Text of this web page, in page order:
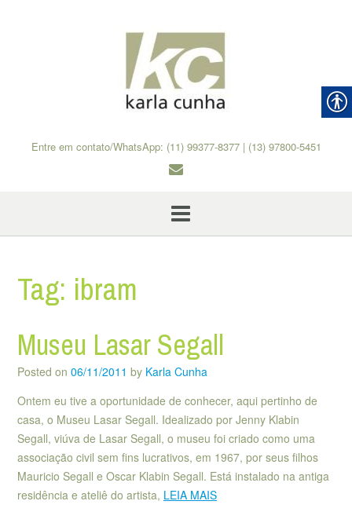
Entre em contato/WhatsApp: (11) 99377-8377 | (13) 97800-5451
Tag: ibram
Museu Lasar Segall
Posted on 06/11/2011 by Karla Cunha
Ontem eu tive a oportunidade de conhecer, aqui pertinho de
casa, o Museu Lasar Segall. Idealizado por Jenny Klabin
Segall, viúva de Lasar Segall, o museu foi criado como uma
associação civil sem fins lucrativos, em 1967, por seus filhos
Mauricio Segall e Oscar Klabin Segall. Está instalado na antiga
residência e ateliê do artista, LEIA MAIS